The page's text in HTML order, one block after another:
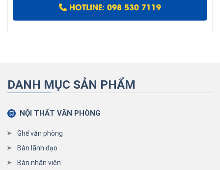
HOTLINE: 098 530 7119
DANH MỤC SẢN PHẨM
NỘI THẤT VĂN PHÒNG
Ghế văn phòng
Bàn lãnh đạo
Bàn nhân viên